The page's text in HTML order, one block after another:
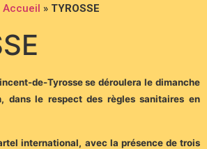
Accueil » TYROSSE
de-Tyrosse se déroulera le dimanche
dans le respect des règles sanitaires en
international, avec la présence de trois